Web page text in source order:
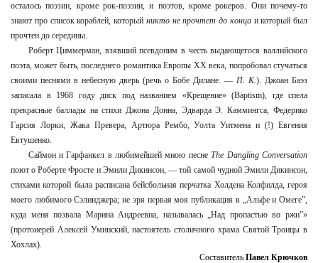
осталось поэзии, кроме рок-поэзии, и поэтов, кроме рокеров. Они почему-то
знают про список кораблей, который никто не прочтет до концаи который был
прочтен до середины.
Роберт Циммерман, взявший псевдоним в честь выдающегося валлийского
поэта, может быть, последнего романтика Европы ХХ века, попробовал стучаться
своими песнями в небесную дверь (речь о Бобе Дилане. — П. К.). Джоан Баэз
записала в 1968 году диск под названием «Крещение» (Baptism), где спела
прекрасные баллады на стихи Джона Донна, Эдварда Э. Каммингса, Федерико
Гарсия Лорки, Жака Превера, Артюра Рембо, Уолта Уитмена и (!) Евгения
Евтушенко.
Саймон и Гарфанкел в любимейшей мною песнеThe Dangling Conversation
поют о Роберте Фросте и Эмили Дикинсон, — той самой чудной Эмили Дикинсон,
стихами которой была расписана бейсбольная перчатка Холдена Колфилда, героя
моего любимого Сэлинджера; не зря первая моя публикация в „Альфе и Омеге”,
куда меня позвала Марина Андреевна, называлась „Над пропастью во ржи”»
(протоиерей Алексей Уминский, настоятель столичного храма Святой Троицы в
Хохлах).
Составитель Павел Крючков